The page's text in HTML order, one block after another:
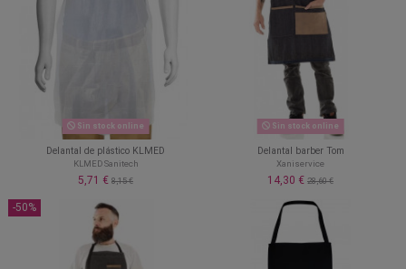
Sin stock online
Delantal de plástico KLMED
KLMED Sanitech
5,71 € 8,15 €
Sin stock online
Delantal barber Tom
Xaniservice
14,30 € 28,60 €
-50%